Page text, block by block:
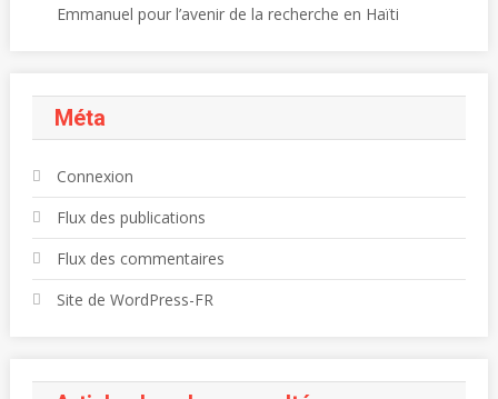
Emmanuel pour l’avenir de la recherche en Haïti
Méta
Connexion
Flux des publications
Flux des commentaires
Site de WordPress-FR